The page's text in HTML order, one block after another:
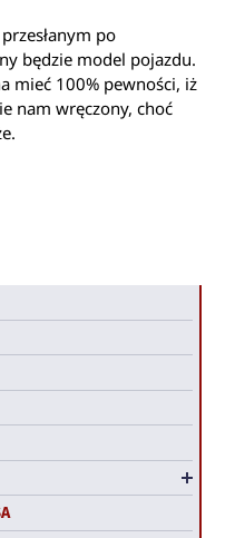
po
będzie model pojazdu.
mieć 100% pewności, iż
nam wręczony, choć